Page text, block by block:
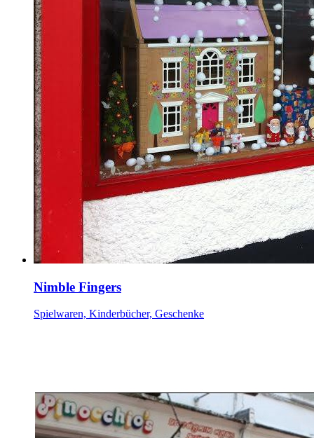
Nimble Fingers
Spielwaren, Kinderbücher, Geschenke